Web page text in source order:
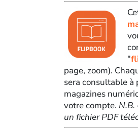
"
page, zoom).
sera consultable
magazines
votre compte.
un fichier PDF